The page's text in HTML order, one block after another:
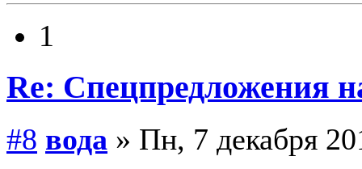
1
Re: Спецпредложения
#8 вода » Пн, 7 декабря